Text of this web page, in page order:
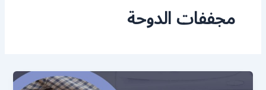
مجففات الدوحة